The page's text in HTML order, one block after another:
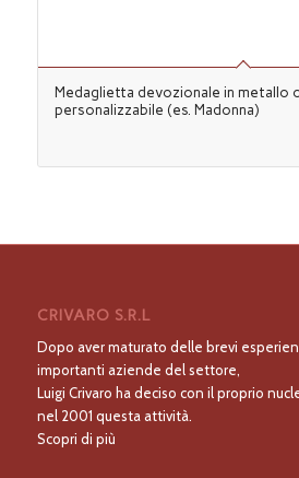
Medaglietta devozionale in metallo
personalizzabile (es. Madonna)
CRIVARO S.R.L
Dopo aver maturato delle brevi
importanti aziende del settore,
Luigi Crivaro ha deciso con il proprio
nel 2001 questa attività.
Scopri di più